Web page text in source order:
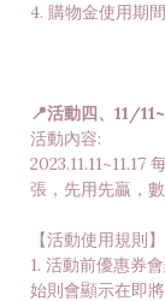
4. 購物金使用期
📍活動四、11/
活動內容:
張，先用先贏，
【活動使用規則】
1. 活動前優惠券
始則會顯示在即